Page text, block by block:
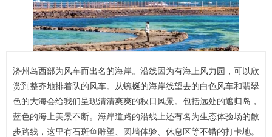
济州岛西部为风车而出名的海岸。沿线因为有海上风力园，可以欣
赏到整齐地排着队的风车。从蜿蜒的海岸线望去的白色风车和翡翠
色的大海会给我们呈现清清爽爽的秋日风景。包括远处的遮归岛，
蓝色的海上美景不断。海岸道路的沿线上还有名为生态体验场的散
步路线，这里有石斑鱼雕塑、圆墙体验、休息区等不错的打卡地。